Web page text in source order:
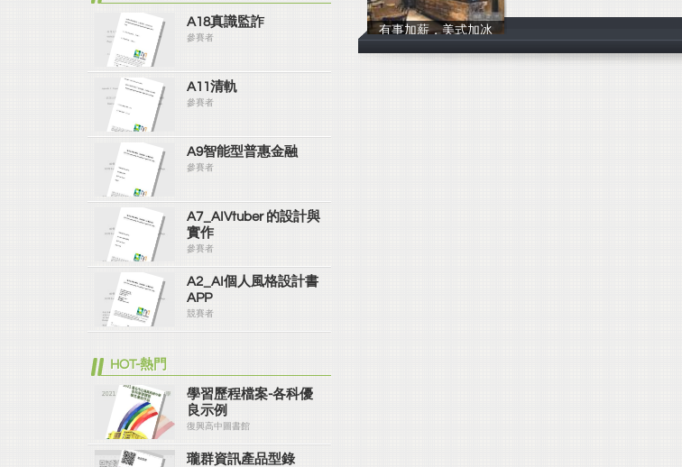
有事加薪，美式加冰
JIn
A18真識監詐
參賽者
A11清軌
參賽者
A9智能型普惠金融
參賽者
A7_AIVtuber 的設計與
實作
參賽者
A2_AI個人風格設計書
APP
競賽者
HOT-熱門
學習歷程檔案-各科優
良示例
復興高中圖書館
瓏群資訊產品型錄